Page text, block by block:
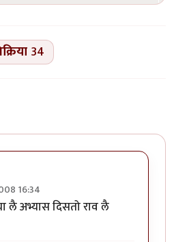
34
16:34
लै अभ्यास दिसतो राव लै